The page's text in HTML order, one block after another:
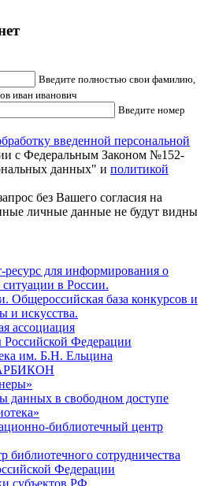
Введите полностью свои фамилию,
иван иванович
Введите номер
введенной персональной
с Федеральным Законом №152-
данных" и политикой
без Вашего согласия на
личные данные не будут видны